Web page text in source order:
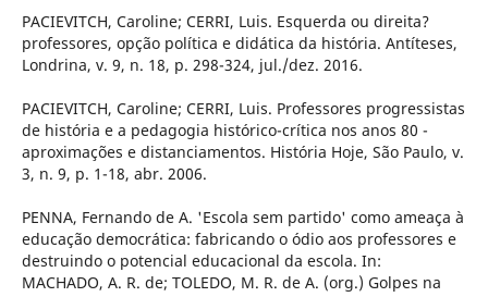
PACIEVITCH, Caroline; CERRI, Luis. Esquerda ou direita?
professores, opção política e didática da história. Antíteses,
Londrina, v. 9, n. 18, p. 298-324, jul./dez. 2016.
PACIEVITCH, Caroline; CERRI, Luis. Professores progressistas
de história e a pedagogia histórico-crítica nos anos 80 -
aproximações e distanciamentos. História Hoje, São Paulo, v.
3, n. 9, p. 1-18, abr. 2006.
PENNA, Fernando de A. 'Escola sem partido' como ameaça à
educação democrática: fabricando o ódio aos professores e
destruindo o potencial educacional da escola. In:
MACHADO, A. R. de; TOLEDO, M. R. de A. (org.) Golpes na